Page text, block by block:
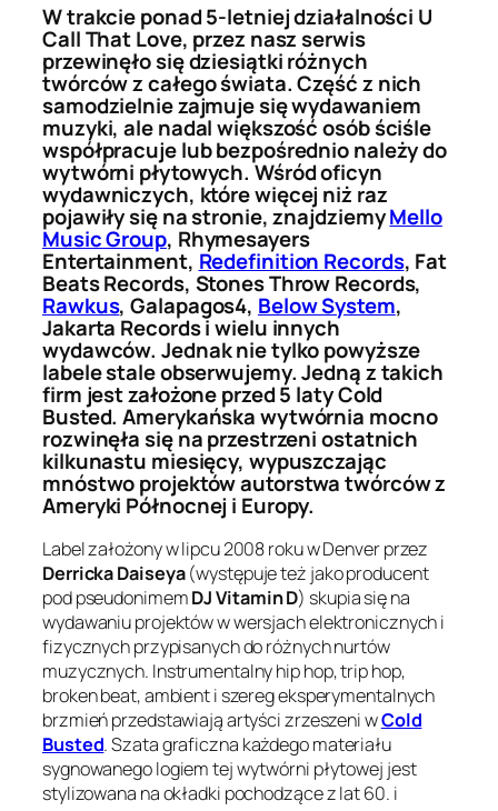
W trakcie ponad 5-letniej działalności U
Call That Love, przez nasz serwis
przewinęło się dziesiątki różnych
twórców z całego świata. Część z nich
samodzielnie zajmuje się wydawaniem
muzyki, ale nadal większość osób ściśle
współpracuje lub bezpośrednio należy do
wytwórni płytowych. Wśród oficyn
wydawniczych, które więcej niż raz
pojawiły się na stronie, znajdziemyMello
Music Group, Rhymesayers
Entertainment, Redefinition Records, Fat
Beats Records, Stones Throw Records,
Rawkus, Galapagos4, Below System,
Jakarta Records i wielu innych
wydawców. Jednak nie tylko powyższe
labele stale obserwujemy. Jedną z takich
firm jest założone przed 5 laty Cold
Busted. Amerykańska wytwórnia mocno
rozwinęła się na przestrzeni ostatnich
kilkunastu miesięcy, wypuszczając
mnóstwo projektów autorstwa twórców z
Ameryki Północnej i Europy.
Label założony w lipcu 2008 roku w Denver przez
Derricka Daiseya(występuje też jako producent
pod pseudonimemDJ Vitamin D) skupia się na
wydawaniu projektów w wersjach elektronicznych i
fizycznych przypisanych do różnych nurtów
muzycznych. Instrumentalny hip hop, trip hop,
broken beat, ambient i szereg eksperymentalnych
brzmień przedstawiają artyści zrzeszeni wCold
Busted. Szata graficzna każdego materiału
sygnowanego logiem tej wytwórni płytowej jest
stylizowana na okładki pochodzące z lat 60. i